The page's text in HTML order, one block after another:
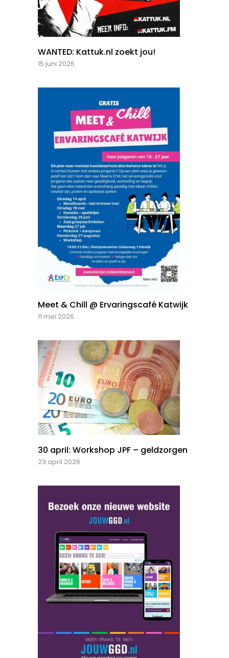
WANTED: Kattuk.nl zoekt jou!
15 juni 2026
Meet & Chill @ Ervaringscafé Katwijk
11 mei 2026
30 april: Workshop JPF – geldzorgen
23 april 2026